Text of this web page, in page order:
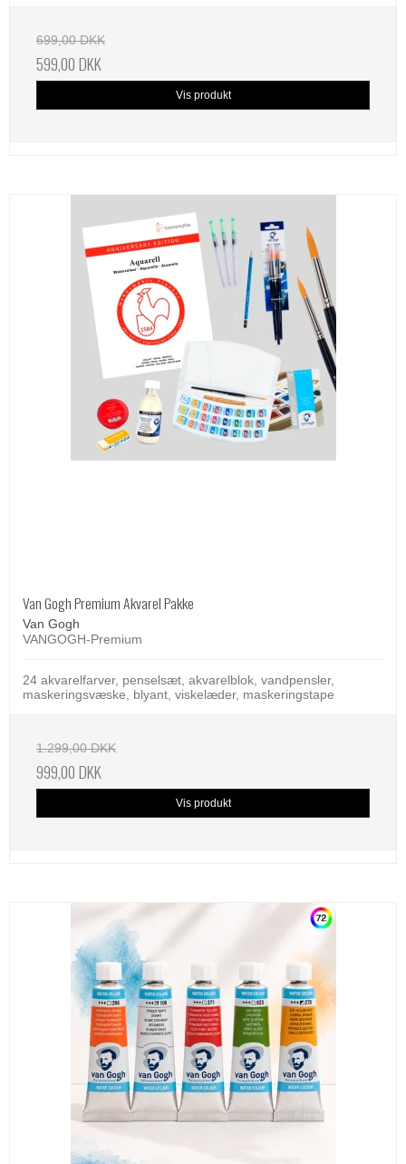
699,00 DKK
599,00 DKK
Vis produkt
Van Gogh Premium Akvarel Pakke
Van Gogh
VANGOGH-Premium
24 akvarelfarver, penselsæt, akvarelblok, vandpensler,
maskeringsvæske, blyant, viskelæder, maskeringstape
1.299,00 DKK
999,00 DKK
Vis produkt